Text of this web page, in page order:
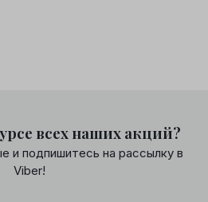
всех наших акций?
и подпишитесь на рассылку в
Viber!